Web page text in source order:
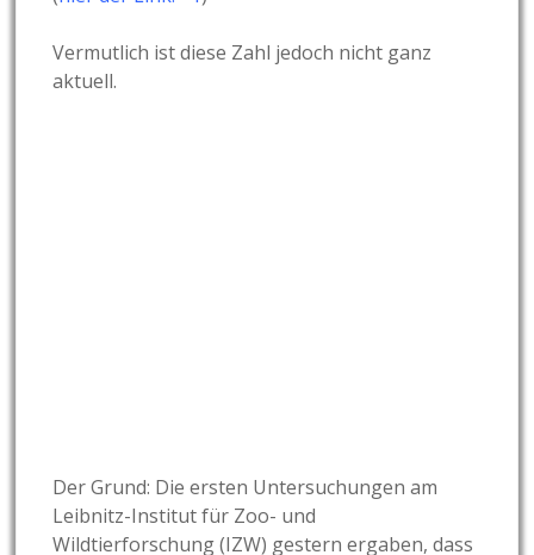
Vermutlich ist diese Zahl jedoch nicht ganz
aktuell.
Der Grund: Die ersten Untersuchungen am
Leibnitz-Institut für Zoo- und
Wildtierforschung (IZW) gestern ergaben, dass